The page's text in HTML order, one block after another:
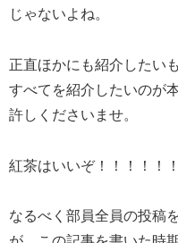
じゃないよね。
正直ほかにも紹介したい
すべてを紹介したいのが
許しくださいませ。
紅茶はいいぞ！！！！！
なるべく部員全員の投稿